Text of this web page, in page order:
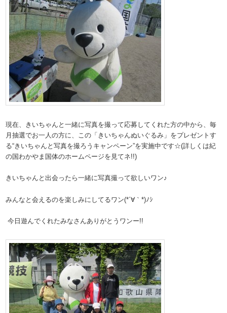
現在、きいちゃんと一緒に写真を撮って応募してくれた方の中から、毎
月抽選でお一人の方に、この「きいちゃんぬいぐるみ」をプレゼントす
る“きいちゃんと写真を撮ろうキャンペーン”を実施中です☆(詳しくは紀
の国わかやま国体のホームページを見てネ!!)
きいちゃんと出会ったら一緒に写真撮って欲しいワン♪
みんなと会えるのを楽しみにしてるワン(*´∀｀*)ﾉｼ
今日遊んでくれたみなさんありがとうワンー!!